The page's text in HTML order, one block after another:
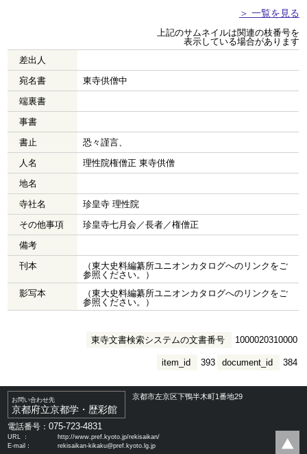
＞ 一覧を見る
上記のサムネイルは関連の枝番号を
表示している場合があります
差出人
宛名書
東寺供僧中
端裏書
事書
書止
恐々謹言、
人名
理性院権僧正 東寺供僧
地名
寺社名
珍皇寺 理性院
その他事項
珍皇寺七月会／長者／権僧正
備考
刊本
（東大史料編纂所ユニオンカタログへのリンクをご
参照ください。）
影写本
（東大史料編纂所ユニオンカタログへのリンクをご
参照ください。）
東寺文書検索システムの文書番号 1000020310000
document_id 384
item_id 393
お問い合わせ先
京都府立京都学・歴彩館
京都市左京区下鴨半木町1番地29
電話番号：075-723-4831
URL ：
http://www.pref.kyoto.jp/rekisaikan/
E-mail：
rekisaikan-kikaku@pref.kyoto.lg.jp